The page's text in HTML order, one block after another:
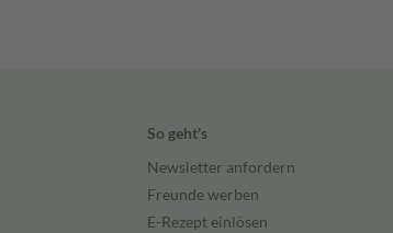
So geht's
Newsletter anfordern
Freunde werben
E-Rezept einlösen